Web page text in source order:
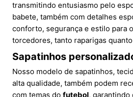
transmitindo entusiasmo pelo
babete, também com detalhes
conforto, segurança e estilo para
torcedores, tanto raparigas
Sapatinhos
Nosso modelo de sapatinhos,
alta qualidade, também podem
com temas do futebol, garantindo